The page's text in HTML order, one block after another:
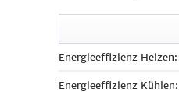
Energieeffizienz Heizen:
Energieeffizienz Kühlen: